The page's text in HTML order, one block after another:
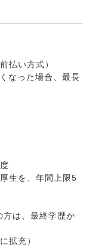
払い方式）
なった場合、最長
生を、年間上限5
方は、最終学歴か
拡充）